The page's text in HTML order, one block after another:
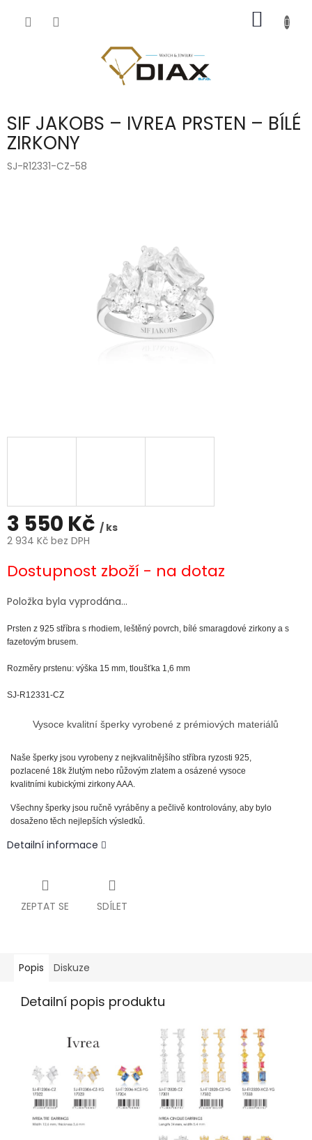
KOŠÍK
SIF JAKOBS – IVREA PRSTEN – BÍLÉ
ZIRKONY
SJ-R12331-CZ-58
3 550 Kč / ks
2 934 Kč bez DPH
cena:
Dostupnost zboží - na dotaz
Položka byla vyprodána…
Prsten z 925 stříbra s rhodiem, leštěný povrch, bílé smaragdové zirkony a s
fazetovým brusem.
Rozměry prstenu: výška 15 mm, tloušťka 1,6 mm
SJ-R12331-CZ
Vysoce kvalitní šperky vyrobené z prémiových materiálů
Naše šperky jsou vyrobeny z nejkvalitnějšího stříbra ryzosti 925,
pozlacené 18k žlutým nebo růžovým zlatem a osázené vysoce
kvalitními kubickými zirkony AAA.
Všechny šperky jsou ručně vyráběny a pečlivě kontrolovány, aby bylo
dosaženo těch nejlepších výsledků.
Detailní informace
ZEPTAT SE SDÍLET
Popis Diskuze
Detailní popis produktu